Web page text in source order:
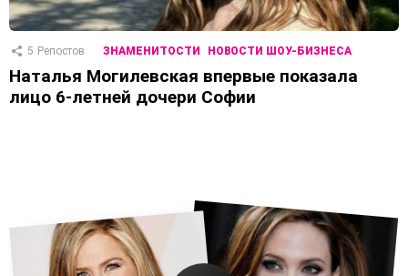
5 Репостов ЗНАМЕНИТОСТИ НОВОСТИ ШОУ-БИЗНЕСА
Наталья Могилевская впервые показала
лицо 6-летней дочери Софии